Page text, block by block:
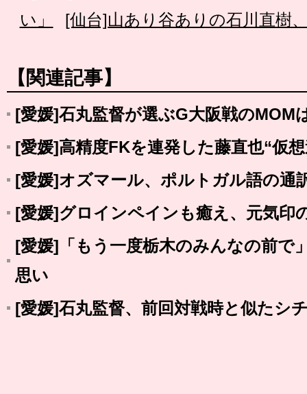
い」
[仙台]山あり谷ありの石川直樹
【関連記事】
[愛媛]石丸監督が選ぶG大阪戦の
[愛媛]高精度FKを連発した藤直也“仮
[愛媛]オズマール、ポルトガル語の通
[愛媛]グロインペインも癒え、元気印
[愛媛]「もう一度栃木のみんなの前で
思い
[愛媛]石丸監督、前回対戦時と似たシ